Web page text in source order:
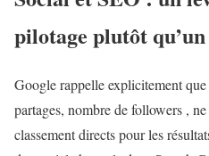
pilotage plutôt
Google rappelle explicitement
partages, nombre de followers ,
classement directs pour les